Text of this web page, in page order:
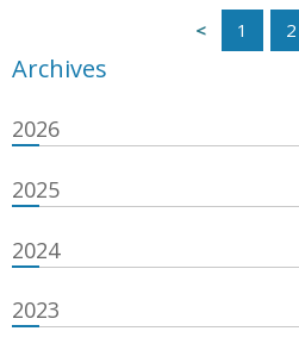
1 2
Archives
2026
2025
2024
2023